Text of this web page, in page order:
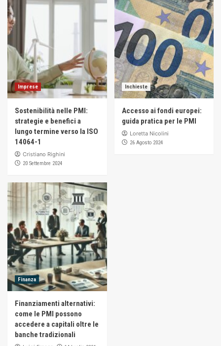
Imprese
Sostenibilità nelle PMI:
strategie e benefici a
lungo termine verso la ISO
14064-1
Cristiano Righini
20 Settembre 2024
Inchieste
Accesso ai fondi europei:
guida pratica per le PMI
Loretta Nicolini
26 Agosto 2024
Finanza
Finanziamenti alternativi:
come le PMI possono
accedere a capitali oltre le
banche tradizionali